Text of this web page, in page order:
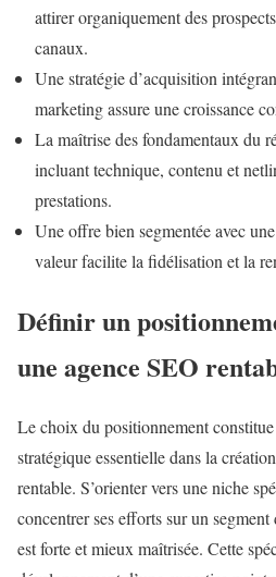
attirer organiquement des
canaux.
Une stratégie d’acquisition
marketing assure une croissance
La maîtrise des fondamentaux du
incluant technique, contenu et
prestations.
Une offre bien segmentée avec
valeur facilite la fidélisation et la
Définir un
une agence SEO
Le choix du positionnement
stratégique essentielle dans la
rentable. S’orienter vers une niche
concentrer ses efforts sur un
est forte et mieux maîtrisée. Cette